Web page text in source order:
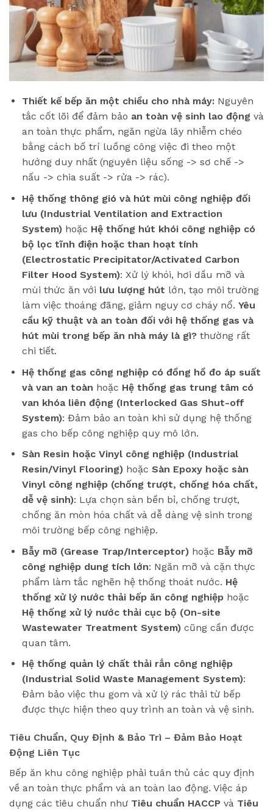
Thiết kế bếp ăn một chiều cho nhà máy:Nguyên
tắc cốt lõi để đảm bảo an toàn vệ sinh lao động và
an toàn thực phẩm, ngăn ngừa lây nhiễm chéo
bằng cách bố trí luồng công việc đi theo một
hướng duy nhất (nguyên liệu sống -> sơ chế ->
nấu -> chia suất -> rửa -> rác).
Hệ thống thông gió và hút mùi công nghiệp đối
lưu (Industrial Ventilation and Extraction
System)hoặc Hệ thống hút khói công nghiệp có
bộ lọc tĩnh điện hoặc than hoạt tính
(Electrostatic Precipitator/Activated Carbon
Filter Hood System): Xử lý khói, hơi dầu mỡ và
mùi thức ăn với lưu lượng hút lớn, tạo môi trường
làm việc thoáng đãng, giảm nguy cơ cháy nổ. Yêu
cầu kỹ thuật và an toàn đối với hệ thống gas và
hút mùi trong bếp ăn nhà máy là gì?thường rất
chi tiết.
Hệ thống gas công nghiệp có đồng hồ đo áp suất
và van an toàn hoặc Hệ thống gas trung tâm có
van khóa liên động (Interlocked Gas Shut-off
System): Đảm bảo an toàn khi sử dụng hệ thống
gas cho bếp công nghiệp quy mô lớn.
Sàn Resin hoặc Vinyl công nghiệp (Industrial
Resin/Vinyl Flooring)hoặc Sàn Epoxy hoặc sàn
Vinyl công nghiệp (chống trượt, chống hóa chất,
dễ vệ sinh): Lựa chọn sàn bền bỉ, chống trượt,
chống ăn mòn hóa chất và dễ dàng vệ sinh trong
môi trường bếp công nghiệp.
Bẫy mỡ (Grease Trap/Interceptor)hoặc Bẫy mỡ
công nghiệp dung tích lớn: Ngăn mỡ và cặn thực
phẩm làm tắc nghẽn hệ thống thoát nước. Hệ
thống xử lý nước thải bếp ăn công nghiệphoặc
Hệ thống xử lý nước thải cục bộ (On-site
Wastewater Treatment System)cũng cần được
quan tâm.
Hệ thống quản lý chất thải rắn công nghiệp
(Industrial Solid Waste Management System):
Đảm bảo việc thu gom và xử lý rác thải từ bếp
được thực hiện theo quy trình an toàn và vệ sinh.
Tiêu Chuẩn, Quy Định & Bảo Trì – Đảm Bảo Hoạt
Động Liên Tục
Bếp ăn khu công nghiệp phải tuân thủ các quy định
về an toàn thực phẩm và an toàn lao động. Việc áp
dụng các tiêu chuẩn như Tiêu chuẩn HACCP và Tiêu